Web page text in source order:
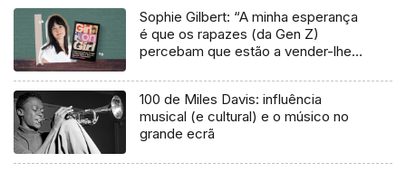
Sophie Gilbert: “A minha esperança
é que os rapazes (da Gen Z)
percebam que estão a vender-lhes
100 de Miles Davis: influência
musical (e cultural) e o músico no
grande ecrã